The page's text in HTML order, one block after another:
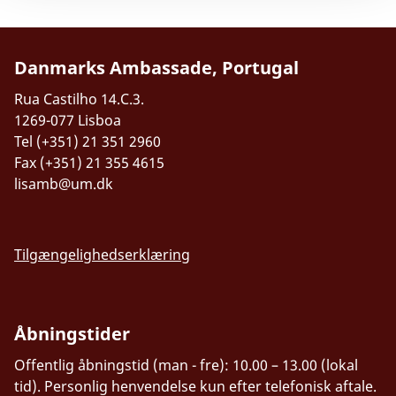
Danmarks Ambassade, Portugal
Rua Castilho 14.C.3.
1269-077 Lisboa
Tel (+351) 21 351 2960
Fax (+351) 21 355 4615
lisamb@um.dk
Tilgængelighedserklæring
Åbningstider
Offentlig åbningstid (man - fre): 10.00 – 13.00 (lokal
tid). Personlig henvendelse kun efter telefonisk aftale.